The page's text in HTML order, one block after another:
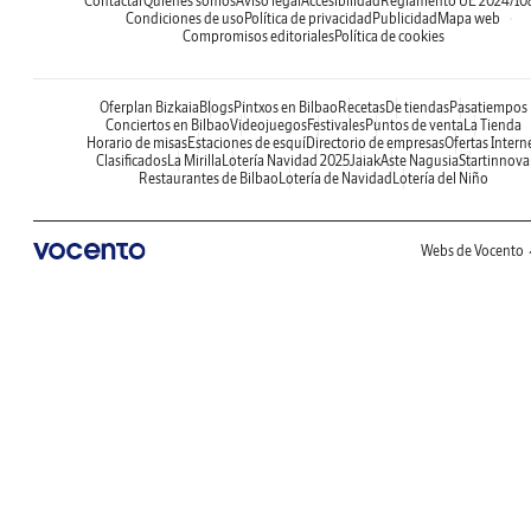
Condiciones de uso Política de privacidad Publicidad Mapa web
Compromisos editorialesPolítica de cookies
Oferplan Bizkaia BlogsPintxos en Bilbao RecetasDe tiendasPasatiempos
Conciertos en BilbaoVideojuegosFestivalesPuntos de venta La Tienda
Horario de misasEstaciones de esquíDirectorio de empresasOfertas
ClasificadosLa Mirilla Lotería Navidad 2025JaiakAste NagusiaStartinnova
Restaurantes de Bilbao Lotería de Navidad Lotería del Niño
Webs de Vocento